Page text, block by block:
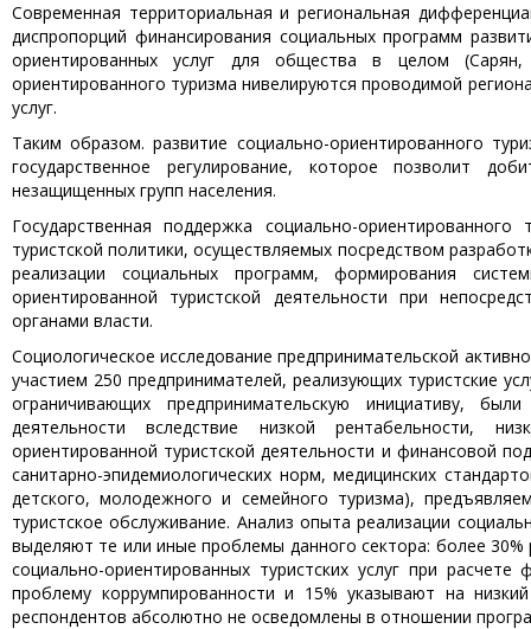
Современная территориальная и региональная
диспропорций финансирования социальных программ
ориентированных услуг для общества в целом
ориентированного туризма нивелируются проводимой
услуг.
Таким образом. развитие социально-ориентированного
государственное регулирование, которое позволит
незащищенных групп населения.
Государственная поддержка социально-
туристской политики, осуществляемых посредством
реализации социальных программ, формирования
ориентированной туристской деятельности при
органами власти.
Социологическое исследование предпринимательской
участием 250 предпринимателей, реализующих туристские
ограничивающих предпринимательскую инициативу,
деятельности вследствие низкой рентабельности,
ориентированной туристской деятельности и финансовой
санитарно-эпидемиологических норм, медицинских
детского, молодежного и семейного туризма),
туристское обслуживание. Анализ опыта реализации
выделяют те или иные проблемы данного сектора: более
социально-ориентиро­ванных туристских услуг при
проблему коррумпированности и 15% указывают на
респондентов абсолютно не осведомлены в отношении